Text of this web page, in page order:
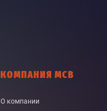
КОМПАНИЯ МСВ
О компании